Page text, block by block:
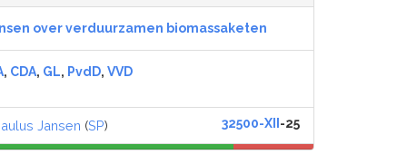
over verduurzamen biomassaketen
, CDA, GL, PvdD, VVD
Jansen (SP) 32500-XII -25